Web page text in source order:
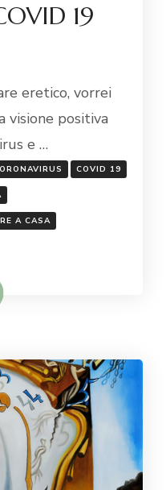
19
eretico, vorrei
visione positiva
e …
COVID 19
A CASA